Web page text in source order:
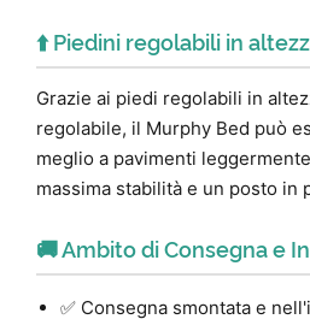
⬆️ Piedini regolabili in
Grazie ai piedi regolabili in
regolabile, il Murphy Bed può
meglio a pavimenti
massima stabilità e un posto in
🚚 Ambito di Consegna e
✅ Consegna smontata e